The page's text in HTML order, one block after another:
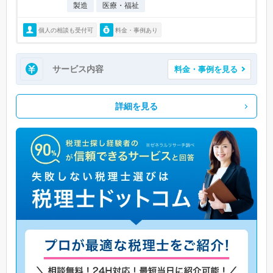
製造
医療・福祉
個人の相談も受付可 料金・事例あり
サービス内容 料金・事例を見る
詳細を見る